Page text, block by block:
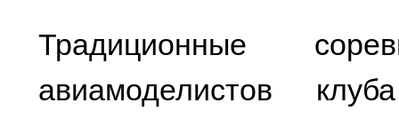
Традиционные
авиамоделистов